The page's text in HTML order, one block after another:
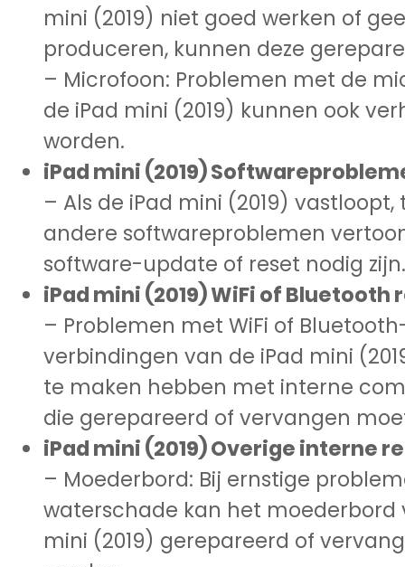
mini (2019) niet goed werken of
produceren, kunnen deze
– Microfoon: Problemen met de
de iPad mini (2019) kunnen ook
worden.
iPad mini (2019)
– Als de iPad mini (2019) vastloopt,
andere softwareproblemen
software-update of reset nodig zijn.
iPad mini (2019) WiFi of Bluetooth
– Problemen met WiFi of
verbindingen van de iPad mini
te maken hebben met interne
die gerepareerd of vervangen
iPad mini (2019) Overige interne
– Moederbord: Bij ernstige
waterschade kan het moederbord
mini (2019) gerepareerd of